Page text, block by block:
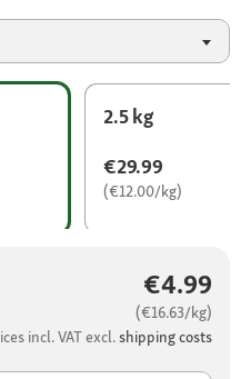
2.5 kg
€29.99
(€12.00/kg)
€4.99
(€16.63/kg)
incl. VAT excl. shipping costs